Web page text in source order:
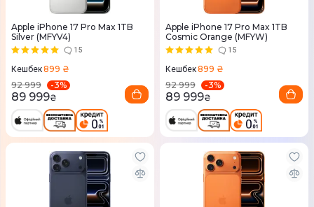
Apple iPhone 17 Pro Max 1TB
Silver (MFYV4)
15
Кешбек899 ₴
92 999
-3%
89 999₴
Apple iPhone 17 Pro Max 1TB
Cosmic Orange (MFYW)
15
Кешбек899 ₴
92 999
-3%
89 999₴